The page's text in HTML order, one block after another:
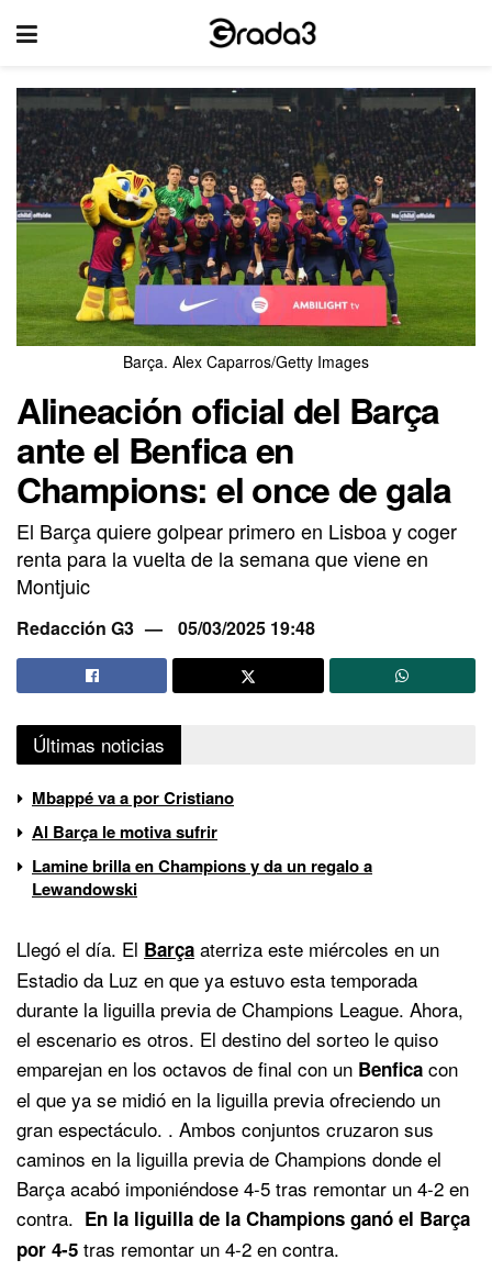
Barça. Alex Caparros/Getty Images
Alineación oficial del Barça
ante el Benfica en
Champions: el once de gala
El Barça quiere golpear primero en Lisboa y coger
renta para la vuelta de la semana que viene en
Montjuic
Redacción G3 05/03/2025 19:48
Últimas noticias
Mbappé va a por Cristiano
Al Barça le motiva sufrir
Lamine brilla en Champions y da un regalo a
Lewandowski
Llegó el día. El Barça aterriza este miércoles en un
Estadio da Luz en que ya estuvo esta temporada
durante la liguilla previa de Champions League. Ahora,
el escenario es otros. El destino del sorteo le quiso
emparejan en los octavos de final con un Benfica con
el que ya se midió en la liguilla previa ofreciendo un
gran espectáculo. . Ambos conjuntos cruzaron sus
caminos en la liguilla previa de Champions donde el
Barça acabó imponiéndose 4-5 tras remontar un 4-2 en
contra. En la liguilla de la Champions ganó el Barça
por 4-5 tras remontar un 4-2 en contra.